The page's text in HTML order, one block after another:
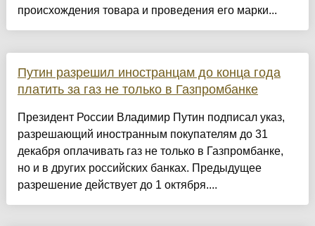
происхождения товара и проведения его марки...
Путин разрешил иностранцам до конца года
платить за газ не только в Газпромбанке
Президент России Владимир Путин подписал указ,
разрешающий иностранным покупателям до 31
декабря оплачивать газ не только в Газпромбанке,
но и в других российских банках. Предыдущее
разрешение действует до 1 октября....